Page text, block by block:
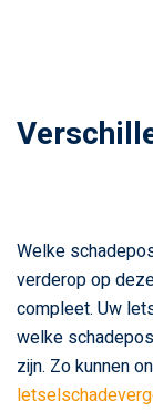
Welke
verderop op
compleet. Uw
welke
zijn. Zo kunnen